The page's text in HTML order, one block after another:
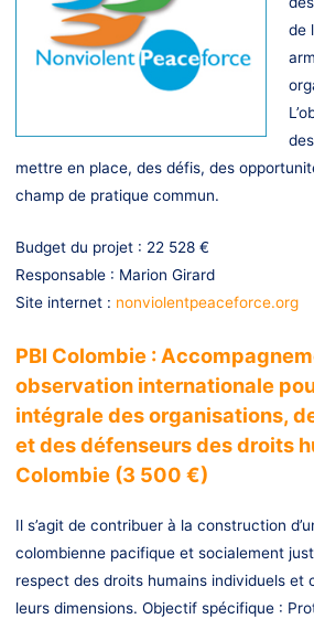
de
mettre en place, des défis, des
champ de pratique commun.
Budget du projet : 22 528 €
Responsable : Marion Girard
Site internet : nonviolentpeaceforce.org
PBI Colombie :
observation internationale
intégrale des organisations,
et des défenseurs des droits
Colombie (3 500 €)
Il s’agit de contribuer à la construction
colombienne pacifique et socialement
respect des droits humains individuels et
leurs dimensions. Objectif spécifique :